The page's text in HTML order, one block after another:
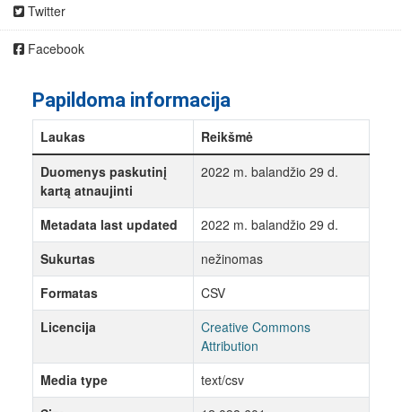
Twitter
Facebook
Papildoma informacija
Laukas
Reikšmė
Duomenys paskutinį
kartą atnaujinti
2022 m. balandžio 29 d.
Metadata last updated
2022 m. balandžio 29 d.
Sukurtas
nežinomas
Formatas
CSV
Licencija
Creative Commons
Attribution
Media type
text/csv